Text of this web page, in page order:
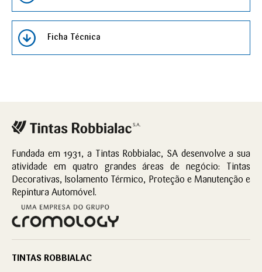
Ficha Técnica
Fundada em 1931, a Tintas Robbialac, SA desenvolve a sua
atividade em quatro grandes áreas de negócio: Tintas
Decorativas, Isolamento Térmico, Proteção e Manutenção e
Repintura Automóvel.
TINTAS ROBBIALAC